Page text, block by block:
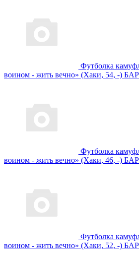
Футболка
воином - жить вечно» (Хаки, 54, -)
Футболка
воином - жить вечно» (Хаки, 46, -)
Футболка
воином - жить вечно» (Хаки, 52, -)